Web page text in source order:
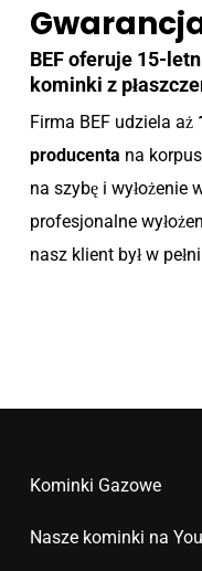
BEF oferuje 15-
kominki z
Firma BEF udziela aż
producenta na
na szybę i wyłożenie
profesjonalne
nasz klient był w
Kominki Gazowe
Nasze kominki na